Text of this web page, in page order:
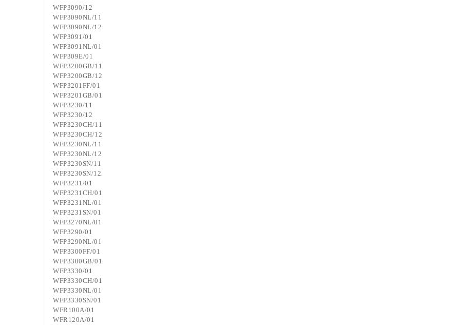
WFP3090/12
WFP3090NL/11
WFP3090NL/12
WFP3091/01
WFP3091NL/01
WFP309E/01
WFP3200GB/11
WFP3200GB/12
WFP3201FF/01
WFP3201GB/01
WFP3230/11
WFP3230/12
WFP3230CH/11
WFP3230CH/12
WFP3230NL/11
WFP3230NL/12
WFP3230SN/11
WFP3230SN/12
WFP3231/01
WFP3231CH/01
WFP3231NL/01
WFP3231SN/01
WFP3270NL/01
WFP3290/01
WFP3290NL/01
WFP3300FF/01
WFP3300GB/01
WFP3330/01
WFP3330CH/01
WFP3330NL/01
WFP3330SN/01
WFR100A/01
WFR120A/01